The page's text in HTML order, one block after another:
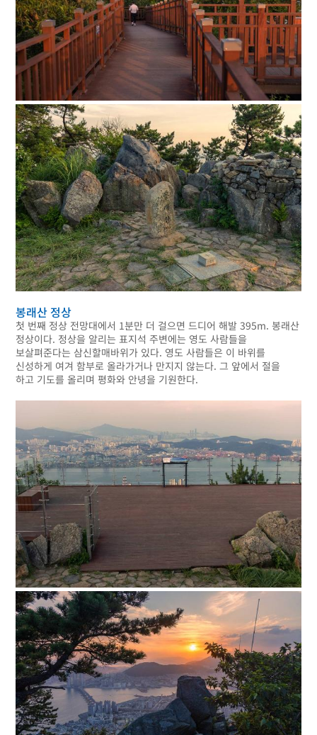
봉래산 정상
첫 번째 정상 전망대에서 1분만 더 걸으면 드디어 해발 395m. 봉래산
정상이다. 정상을 알리는 표지석 주변에는 영도 사람들을
보살펴준다는 삼신할매바위가 있다. 영도 사람들은 이 바위를
신성하게 여겨 함부로 올라가거나 만지지 않는다. 그 앞에서 절을
하고 기도를 올리며 평화와 안녕을 기원한다.